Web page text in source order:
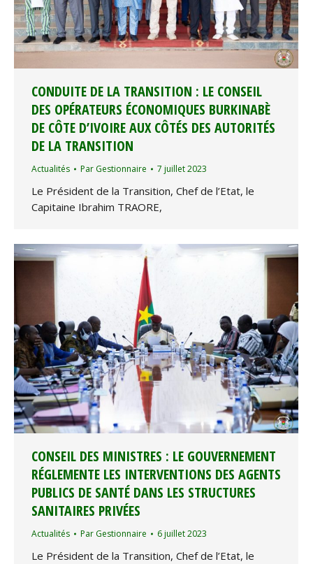
CONDUITE DE LA TRANSITION : LE CONSEIL
DES OPÉRATEURS ÉCONOMIQUES BURKINABÈ
DE CÔTE D’IVOIRE AUX CÔTÉS DES AUTORITÉS
DE LA TRANSITION
Actualités Par Gestionnaire 7 juillet 2023
Le Président de la Transition, Chef de l’Etat, le
Capitaine Ibrahim TRAORE,
CONSEIL DES MINISTRES : LE GOUVERNEMENT
RÉGLEMENTE LES INTERVENTIONS DES AGENTS
PUBLICS DE SANTÉ DANS LES STRUCTURES
SANITAIRES PRIVÉES
Actualités Par Gestionnaire 6 juillet 2023
Le Président de la Transition, Chef de l’Etat, le